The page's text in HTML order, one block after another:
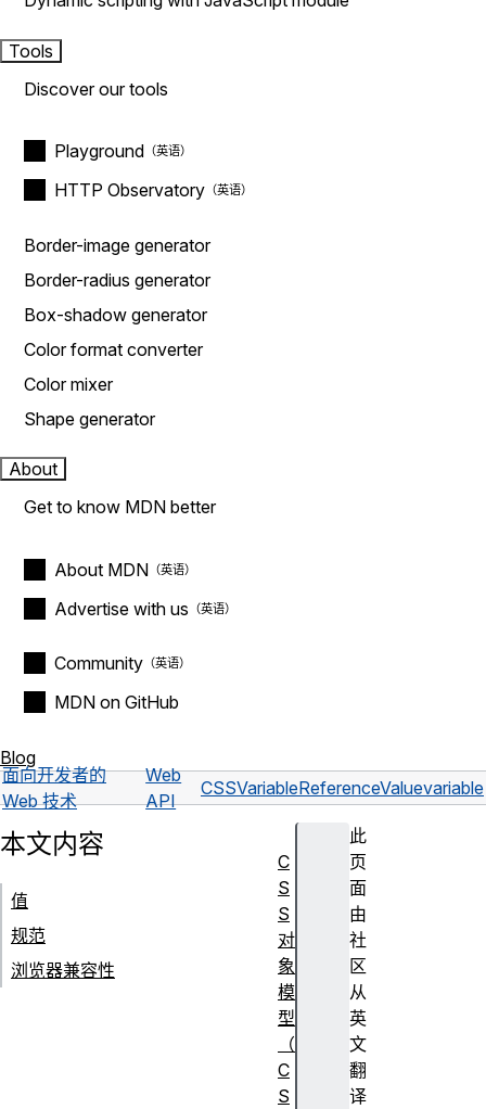
Tools
Discover our tools
Playground
HTTP Observatory
Border-image generator
Border-radius generator
Box-shadow generator
Color format converter
Color mixer
Shape generator
About
Get to know MDN better
About MDN
Advertise with us
Community
MDN on GitHub
Blog
面向开发者的
Web 技术
Web
API
CSSVariableReferenceValuevariable
此
页
面
由
社
区
从
英
文
翻
译
本文内容
值
规范
浏览器兼容性
C
S
S
对
象
模
型
（
C
S